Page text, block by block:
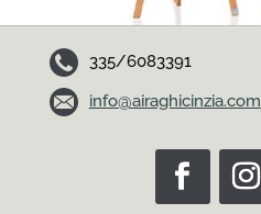
335/6083391
info@airaghicinzia.com